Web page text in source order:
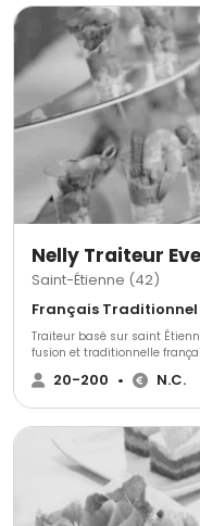
Nelly Traiteur
Saint-Étienne (42)
Français Traditionnel
Traiteur basé sur saint
fusion et traditionnelle
20-200 • N.C.